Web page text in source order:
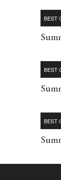
BEST
BEST
BEST